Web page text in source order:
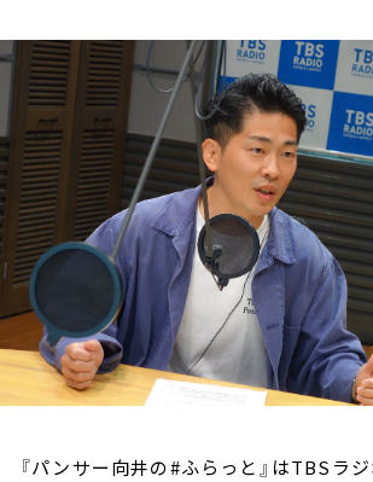
お知らせ
イベント・グッズ
YouTube
会社情報
『パンサー向井の#ふらっと』はTBSラ